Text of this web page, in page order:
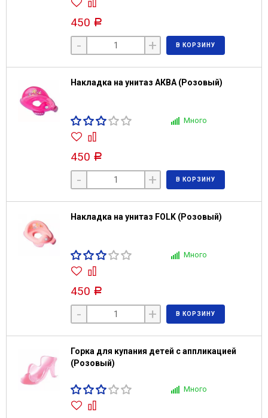
450 Р
- + В КОРЗИНУ
Накладка на унитаз АКВА (Розовый)
Много
450 Р
- + В КОРЗИНУ
Накладка на унитаз FOLK (Розовый)
Много
450 Р
- + В КОРЗИНУ
Горка для купания детей с аппликацией
(Розовый)
Много